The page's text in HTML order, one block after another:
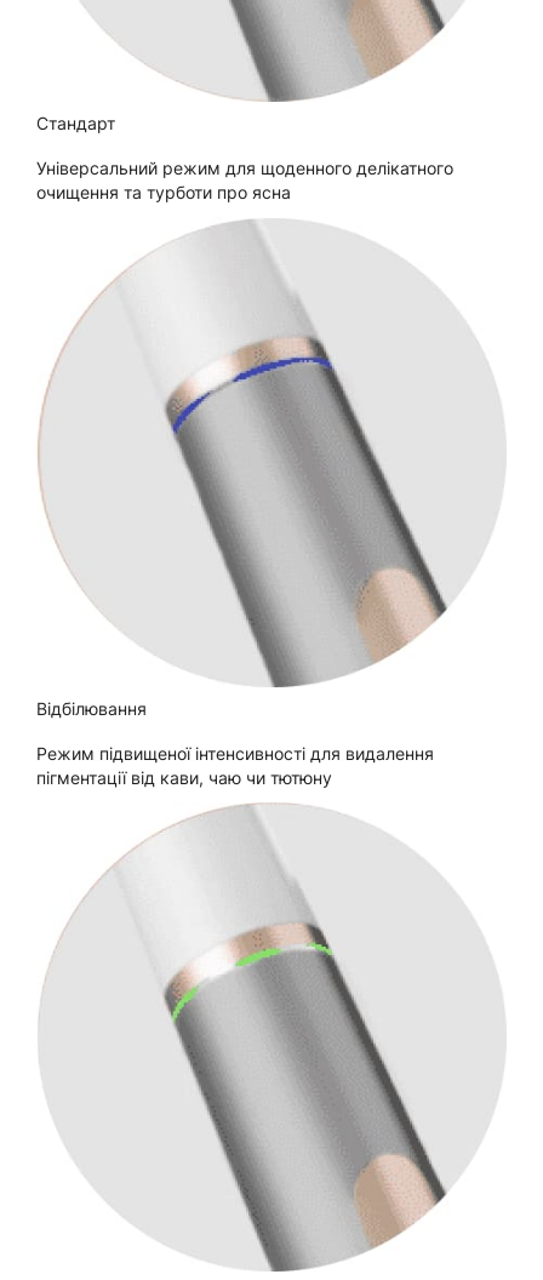
Стандарт
Універсальний режим для щоденного делікатного
очищення та турботи про ясна
Відбілювання
Режим підвищеної інтенсивності для видалення
пігментації від кави, чаю чи тютюну